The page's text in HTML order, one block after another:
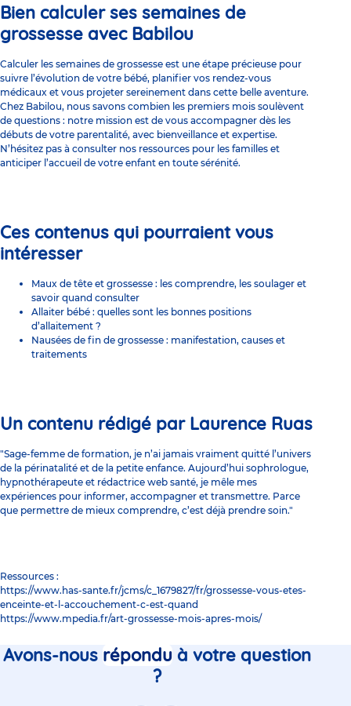
Bien calculer ses semaines de
grossesse avec Babilou
Calculer les semaines de grossesse est une étape précieuse pour
suivre l’évolution de votre bébé, planifier vos rendez-vous
médicaux et vous projeter sereinement dans cette belle aventure.
Chez Babilou, nous savons combien les premiers mois soulèvent
de questions : notre mission est de vous accompagner dès les
débuts de votre parentalité, avec bienveillance et expertise.
N’hésitez pas à consulter nos ressources pour les familles et
anticiper l’accueil de votre enfant en toute sérénité.
Ces contenus qui pourraient vous
intéresser
Maux de tête et grossesse : les comprendre, les soulager et
savoir quand consulter
Allaiter bébé : quelles sont les bonnes positions
d’allaitement ?
Nausées de fin de grossesse : manifestation, causes et
traitements
Un contenu rédigé par Laurence Ruas
"Sage-femme de formation, je n’ai jamais vraiment quitté l’univers
de la périnatalité et de la petite enfance. Aujourd’hui sophrologue,
hypnothérapeute et rédactrice web santé, je mêle mes
expériences pour informer, accompagner et transmettre. Parce
que permettre de mieux comprendre, c’est déjà prendre soin."
Ressources :
https://www.has-sante.fr/jcms/c_1679827/fr/grossesse-vous-etes-
enceinte-et-l-accouchement-c-est-quand
https://www.mpedia.fr/art-grossesse-mois-apres-mois/
Avons-nous réponduà votre question
?